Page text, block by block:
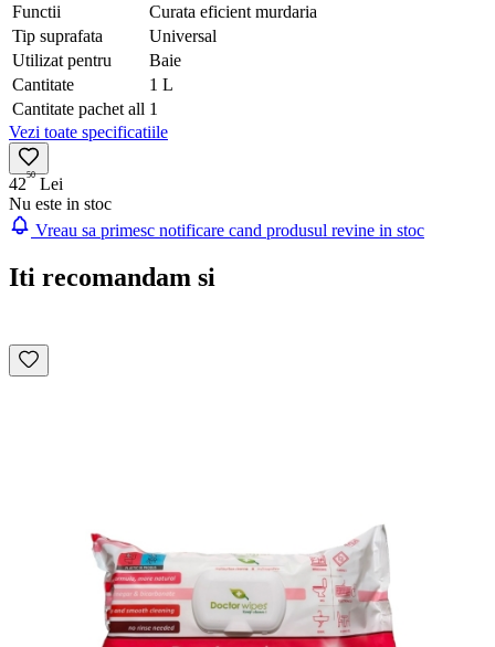
Functii
Curata eficient murdaria
Tip suprafata
Universal
Utilizat pentru
Baie
Cantitate
1 L
Cantitate pachet all 1
Vezi toate specificatiile
4250 Lei
Nu este in stoc
Vreau sa primesc notificare cand produsul revine in stoc
Iti recomandam si